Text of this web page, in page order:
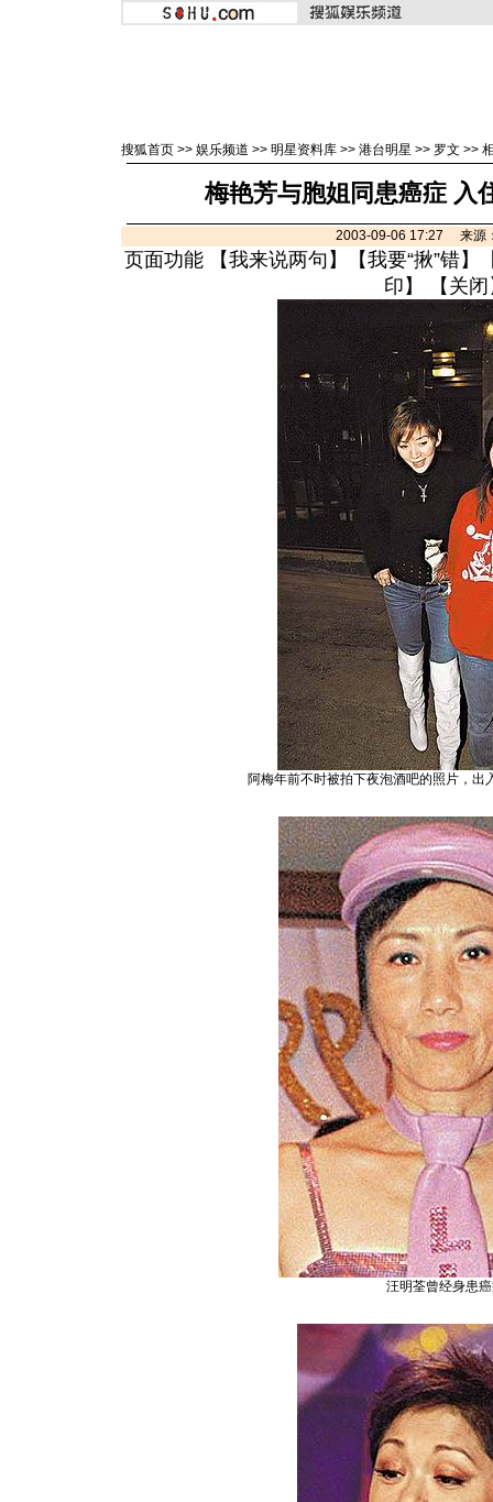
搜狐首页 >> 娱乐频道 >> 明星资料库 >> 港台明星 >> 罗文 >>
梅艳芳与胞姐同患癌症 入
2003-09-06 17:27 来源
页面功能 【我来说两句 】【我要“揪”错】
印 】 【 关闭
阿梅年前不时被拍下夜泡酒吧的照片，出
汪明荃曾经身患